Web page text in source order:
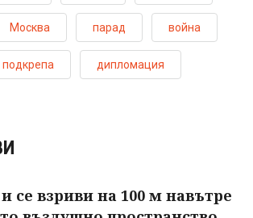
Москва парад война
подкрепа дипломация
се взриви на 100 м навътре